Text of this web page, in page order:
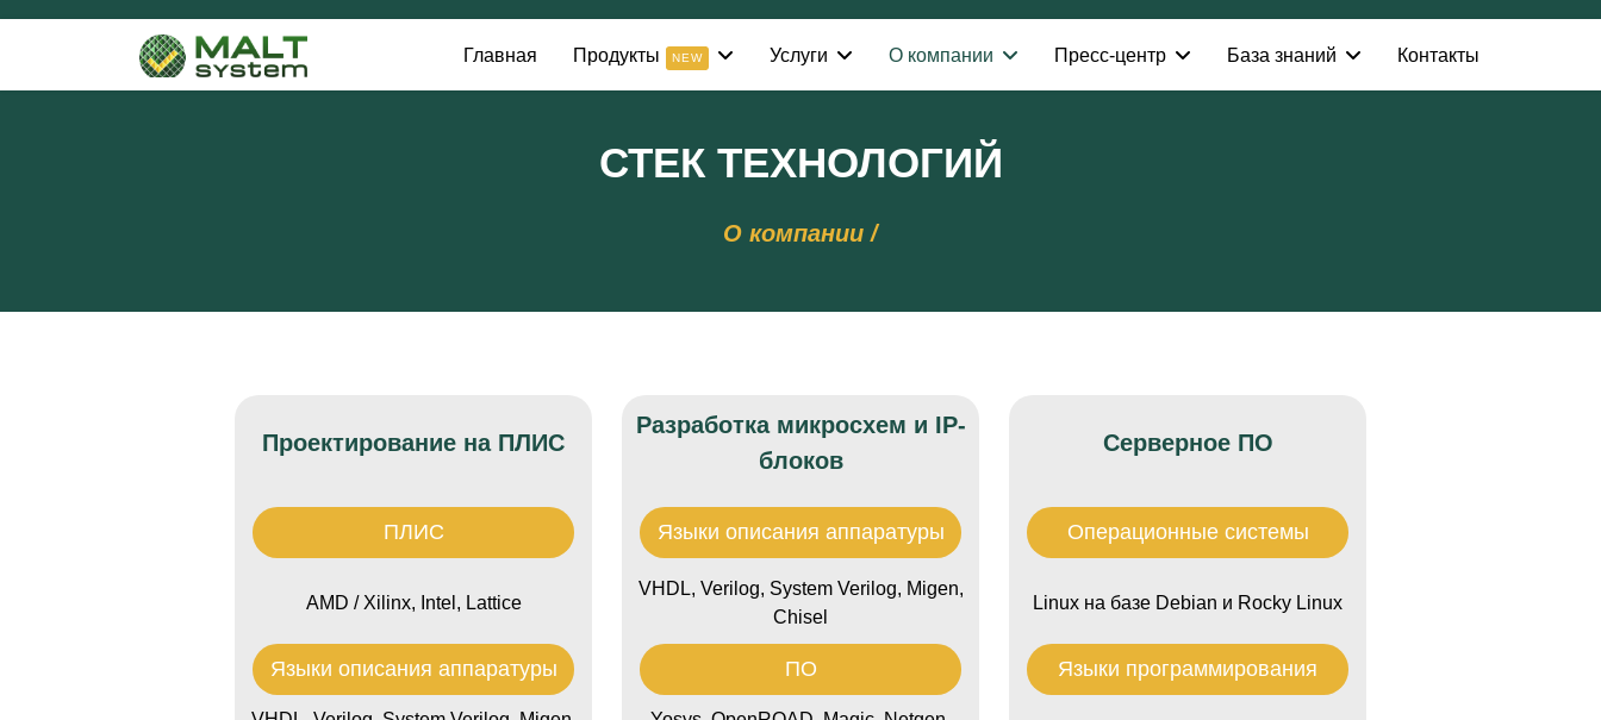
Главная Продукты NEW Услуги О компании Пресс-центр База знаний Контакты
СТЕК ТЕХНОЛОГИЙ
О компании /
Проектирование на ПЛИС
ПЛИС
AMD / Xilinx, Intel, Lattice
Языки описания аппаратуры
Разработка микросхем и IP-
блоков
Языки описания аппаратуры
VHDL, Verilog, System Verilog, Migen,
Chisel
ПО
Серверное ПО
Операционные системы
Linux на базе Debian и Rocky Linux
Языки программирования